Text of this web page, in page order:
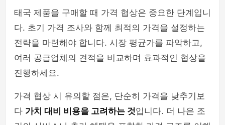
태국 제품을 구매할 때 가격 협상은 중요한 단계입니
다. 초기 가격 조사와 함께 최적의 가격을 설정하는
전략을 마련해야 합니다. 시장 평균가를 파악하고,
여러 공급업체의 견적을 비교하며 효과적인 협상을
진행하세요.
가격 협상 시 유의할 점은, 단순히 가격을 낮추기보
다 가치 대비 비용을 고려하는 것입니다. 더 나은 조